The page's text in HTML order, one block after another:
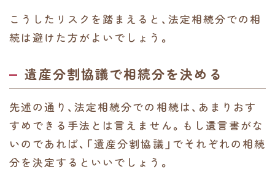
こうしたリスクを踏まえると、法定相続分での相
続は避けた方がよいでしょう。
遺産分割協議で相続分を決める
先述の通り、法定相続分での相続は、あまりおす
すめできる手法とは言えません。もし遺言書がな
いのであれば、「遺産分割協議」でそれぞれの相続
分を決定するといいでしょう。